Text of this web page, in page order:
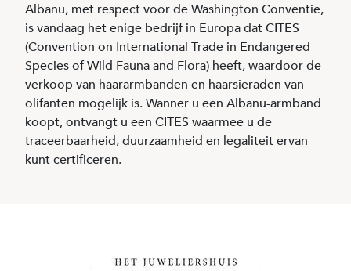
Albanu, met respect voor de Washington Conventie,
is vandaag het enige bedrijf in Europa dat CITES
(Convention on International Trade in Endangered
Species of Wild Fauna and Flora) heeft, waardoor de
verkoop van haararmbanden en haarsieraden van
olifanten mogelijk is. Wanner u een Albanu-armband
koopt, ontvangt u een CITES waarmee u de
traceerbaarheid, duurzaamheid en legaliteit ervan
kunt certificeren.